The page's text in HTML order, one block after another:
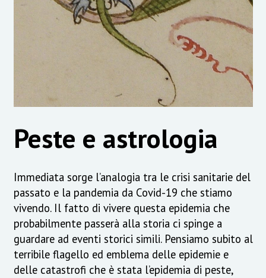
Peste e astrologia
Immediata sorge l’analogia tra le crisi sanitarie del
passato e la pandemia da Covid-19 che stiamo
vivendo. Il fatto di vivere questa epidemia che
probabilmente passerà alla storia ci spinge a
guardare ad eventi storici simili. Pensiamo subito al
terribile flagello ed emblema delle epidemie e
delle catastrofi che è stata l’epidemia di peste,